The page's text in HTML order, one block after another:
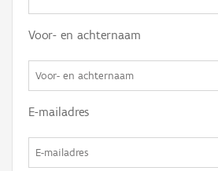
Voor- en achternaam
E-mailadres